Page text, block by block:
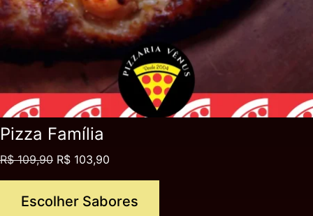
Pizza Família
R$109,90 R$ 103,90
Escolher Sabores